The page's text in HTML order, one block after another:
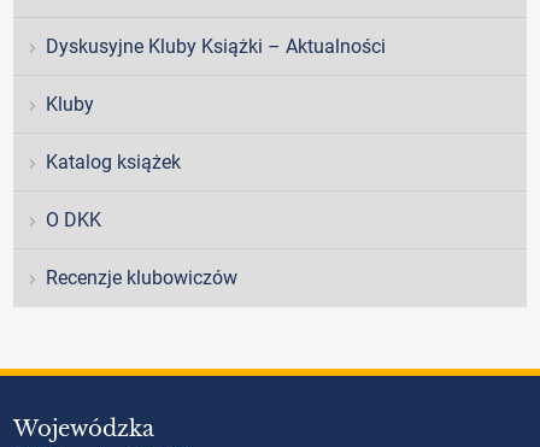
Dyskusyjne Kluby Książki – Aktualności
Kluby
Katalog książek
O DKK
Recenzje klubowiczów
Wojewódzka